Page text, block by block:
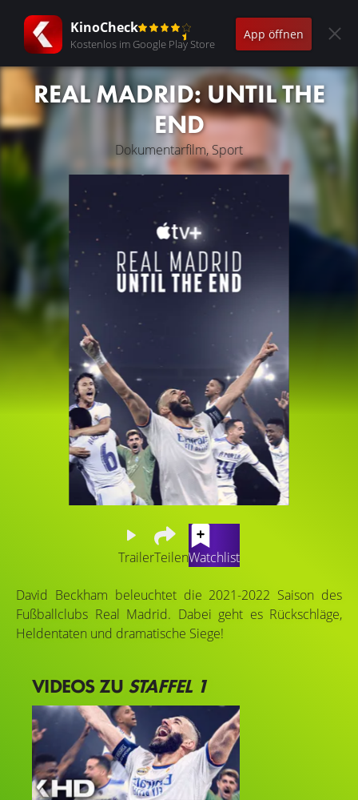
KinoCheck
Kostenlos im Google Play Store
App öffnen
REAL MADRID: UNTIL THE
END
Dokumentarfilm, Sport
TrailerTeilenWatchlist
David Beckham beleuchtet die 2021-2022 Saison des
Fußballclubs Real Madrid. Dabei geht es Rückschläge,
Heldentaten und dramatische Siege!
VIDEOS ZU STAFFEL 1